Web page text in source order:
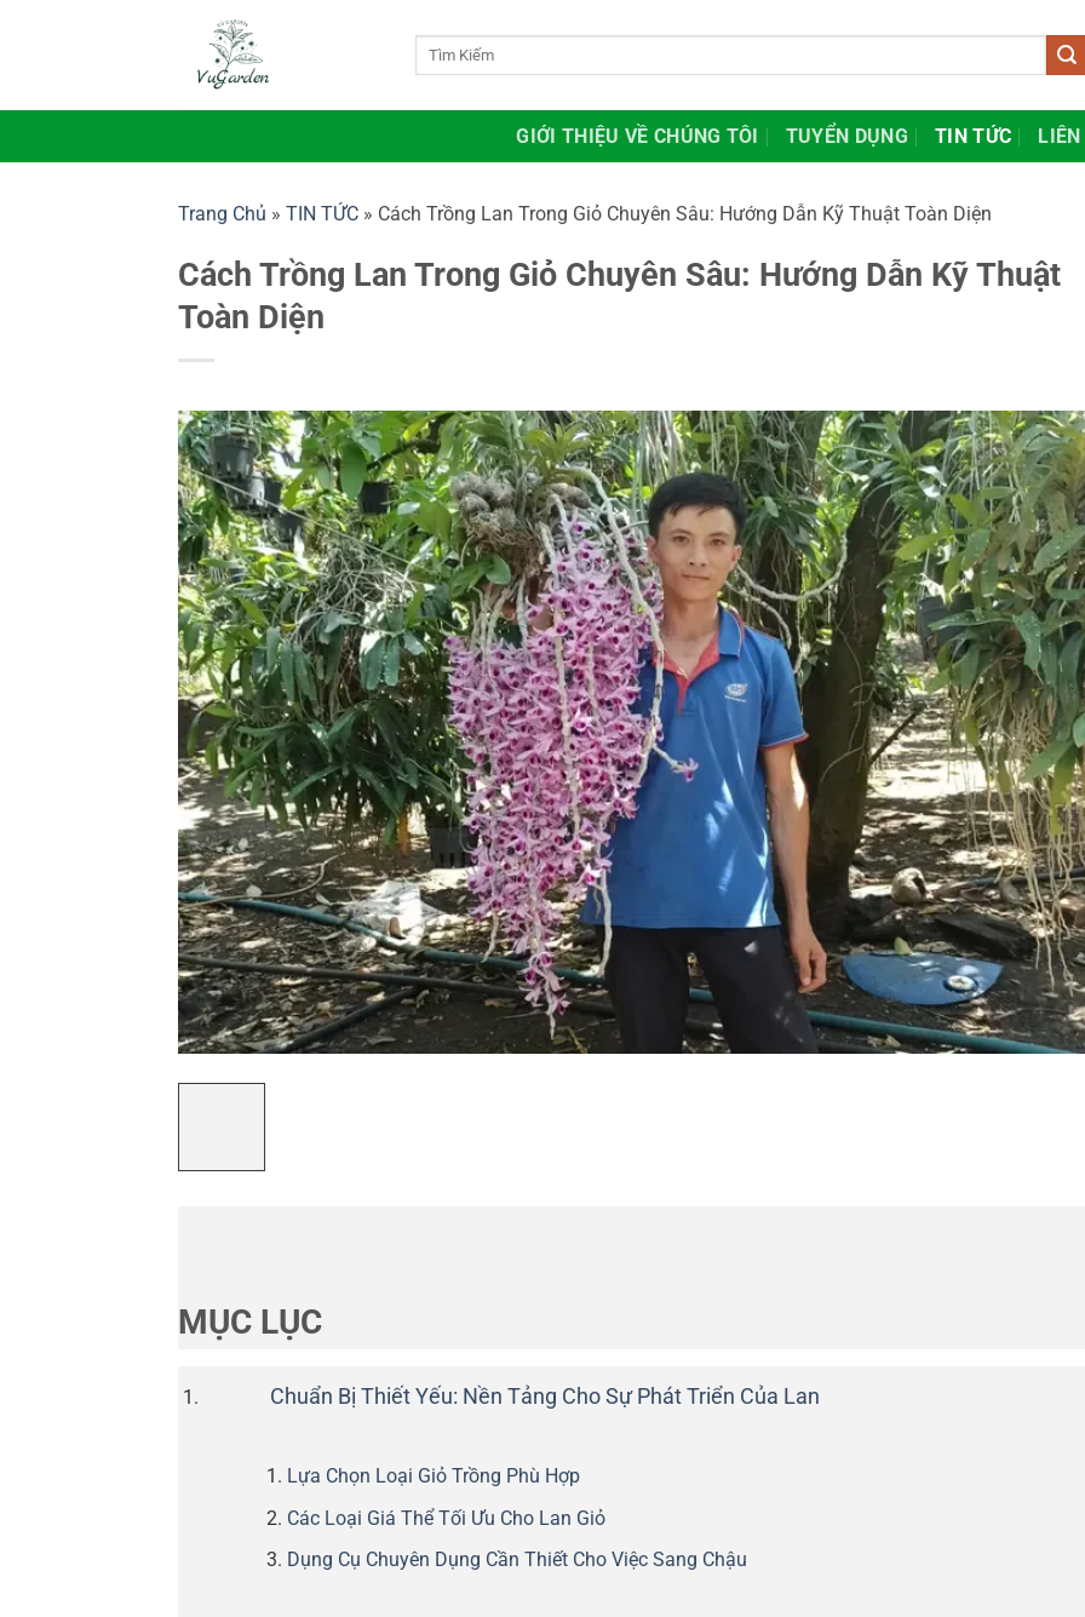
dung
GIỚI THIỆU VỀ CHÚNG TÔI TUYỂN DỤNG TIN TỨC LIÊN
Trang Chủ » TIN TỨC » Cách Trồng Lan Trong Giỏ Chuyên Sâu: Hướng Dẫn Kỹ Thuật Toàn Diện
Cách Trồng Lan Trong Giỏ Chuyên Sâu: Hướng Dẫn Kỹ Thuật
Toàn Diện
MỤC LỤC
Chuẩn Bị Thiết Yếu: Nền Tảng Cho Sự Phát Triển Của Lan
Lựa Chọn Loại Giỏ Trồng Phù Hợp
Các Loại Giá Thể Tối Ưu Cho Lan Giỏ
Dụng Cụ Chuyên Dụng Cần Thiết Cho Việc Sang Chậu